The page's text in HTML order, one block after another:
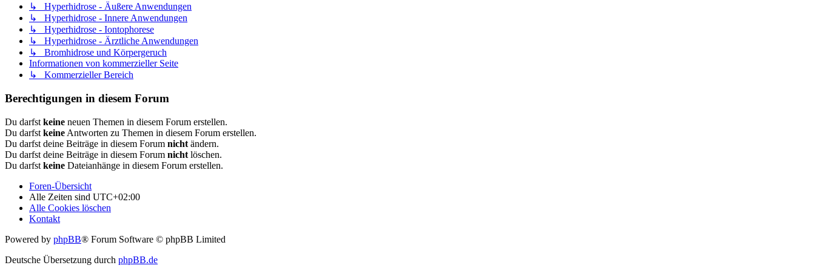
↳ Hyperhidrose - Äußere Anwendungen
↳ Hyperhidrose - Innere Anwendungen
↳ Hyperhidrose - Iontophorese
↳ Hyperhidrose - Ärztliche Anwendungen
↳ Bromhidrose und Körpergeruch
Informationen von kommerzieller Seite
↳ Kommerzieller Bereich
Berechtigungen in diesem Forum
Du darfst keine neuen Themen in diesem Forum erstellen.
Du darfst keine Antworten zu Themen in diesem Forum erstellen.
Du darfst deine Beiträge in diesem Forum nicht ändern.
Du darfst deine Beiträge in diesem Forum nicht löschen.
Du darfst keine Dateianhänge in diesem Forum erstellen.
Foren-Übersicht
Alle Zeiten sind UTC+02:00
Alle Cookies löschen
Kontakt
Powered by phpBB® Forum Software © phpBB Limited
Deutsche Übersetzung durch phpBB.de